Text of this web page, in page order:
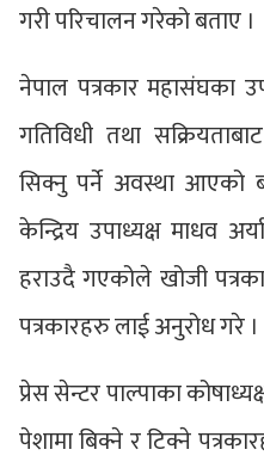
गरी परिचालन गरेको बताए ।
नेपाल पत्रकार महासंघका
गतिविधी तथा
सिक्नु पर्ने अवस्था आएको
केन्द्रिय उपाध्यक्ष माधव
हराउदै गएकोले खोजी
पत्रकारहरु लाई अनुरोध गरे ।
प्रेस सेन्टर पाल्पाका
पेशामा बिक्ने र टिक्ने